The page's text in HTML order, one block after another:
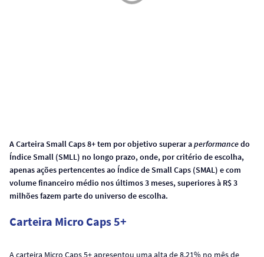
A Carteira Small Caps 8+ tem por objetivo superar aperformancedo
Índice Small (SMLL) no longo prazo, onde, por critério de escolha,
apenas ações pertencentes ao Índice de Small Caps (SMAL) e com
volume financeiro médio nos últimos 3 meses, superiores à R$ 3
milhões fazem parte do universo de escolha.
Carteira Micro Caps 5+